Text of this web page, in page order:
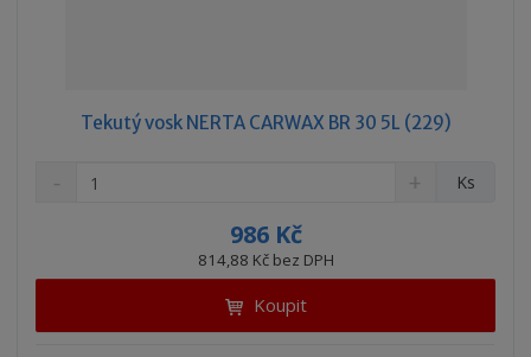
Tekutý vosk NERTA CARWAX BR 30 5L (229)
986 Kč
814,88 Kč bez DPH
i
p
m
t
n
Ks
Koupit